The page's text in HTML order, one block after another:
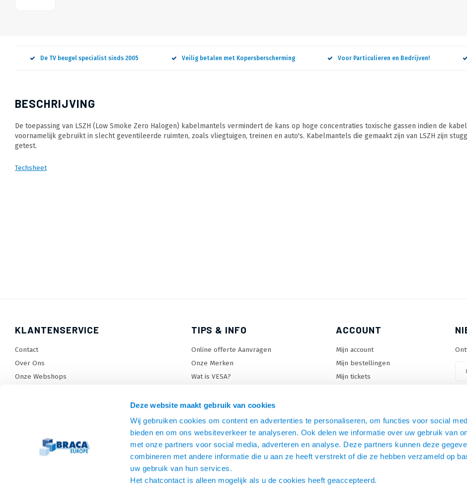
Deze website maakt gebruik van cookies
Wij gebruiken cookies om content en advertenties te personaliseren, om functies voor social
bieden en om ons websiteverkeer te analyseren. Ook delen we informatie over uw gebruik van
met onze partners voor social media, adverteren en analyse. Deze partners kunnen deze
combineren met andere informatie die u aan ze heeft verstrekt of die ze hebben verzameld op
uw gebruik van hun services.
Het chatcontact is alleen mogelijk als u de cookies heeft geaccepteerd.
De TV beugel specialist sinds 2005 Veilig betalen met Kopersberscherming Voor Particulieren en Bedrijven!
BESCHRIJVING
De toepassing van LSZH (Low Smoke Zero Halogen) kabelmantels vermindert de kans op hoge concentraties toxische gassen indien de
voornamelijk gebruikt in slecht geventileerde ruimten, zoals vliegtuigen, treinen en auto's. Kabelmantels die gemaakt zijn van LSZH zijn
getest.
Techsheet
KLANTENSERVICE
Contact
Over Ons
Onze Webshops
Betaalmethoden en voorwaarden
Privacy policy
TIPS & INFO
Online offerte Aanvragen
Onze Merken
Wat is VESA?
TV standaard keuzehulp
TV lift keuzehulp
Monitorarm keuzehulp
SiteMap
ACCOUNT
Mijn account
Mijn bestellingen
Mijn tickets